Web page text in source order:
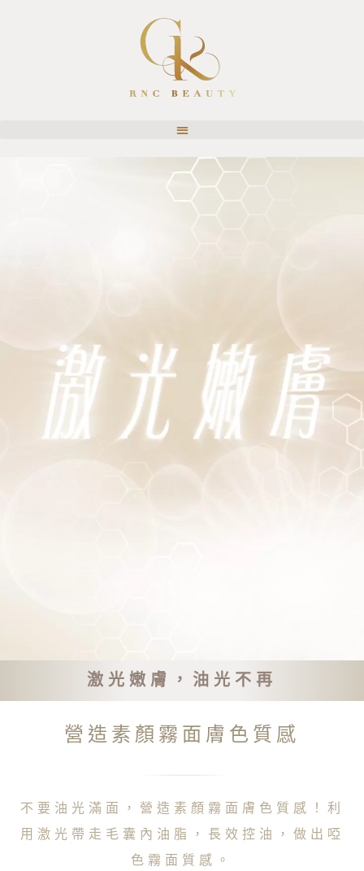
激光嫩膚，油光不再
營造素顏霧面膚色質感
不要油光滿面，營造素顏霧面膚色質感！利
用激光帶走毛囊內油脂，長效控油，做出啞
色霧面質感。